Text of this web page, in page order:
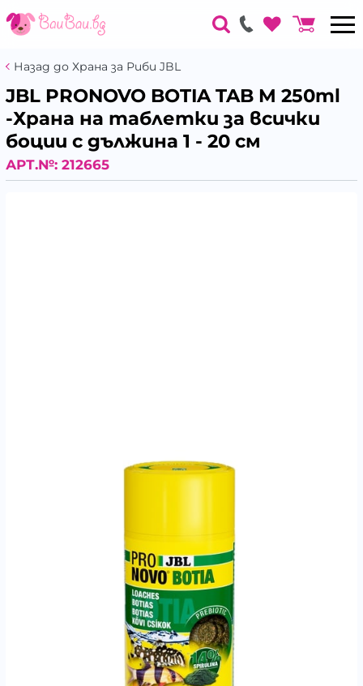
Назад до Храна за Риби JBL
JBL PRONOVO BOTIA TAB M 250ml
-Храна на таблетки за всички
боции с дължина 1 - 20 см
АРТ.№: 212665